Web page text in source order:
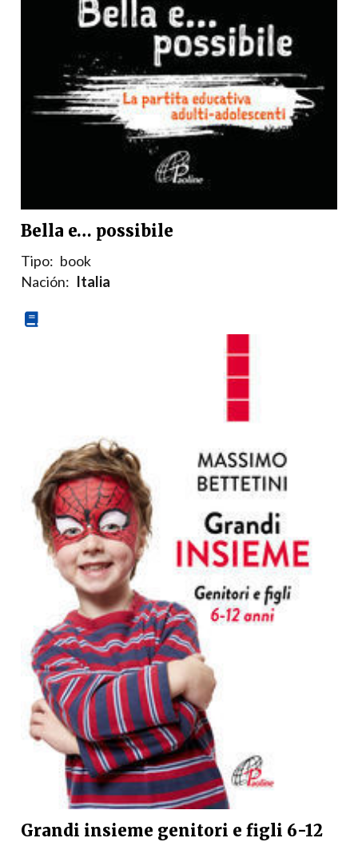
Bella e… possibile
Tipo: book
Nación: Italia
Grandi insieme genitori e figli 6-12